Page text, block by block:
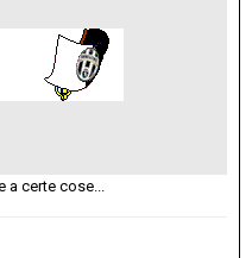
a certe cose...